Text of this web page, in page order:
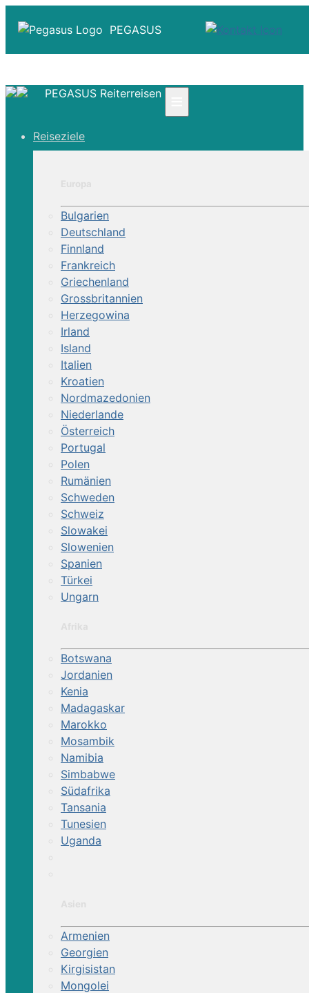
PEGASUS
☎ Deutschland 0800 - 505 18 01
Über Uns
PEGASUS Reiterreisen
Reiseziele
Bulgarien
Deutschland
Finnland
Frankreich
Griechenland
Grossbritannien
Herzegowina
Irland
Island
Italien
Kroatien
Nordmazedonien
Niederlande
Österreich
Portugal
Polen
Rumänien
Schweden
Schweiz
Slowakei
Slowenien
Spanien
Türkei
Ungarn
Botswana
Jordanien
Kenia
Madagaskar
Marokko
Mosambik
Namibia
Simbabwe
Südafrika
Tansania
Tunesien
Uganda
Armenien
Georgien
Kirgisistan
Mongolei